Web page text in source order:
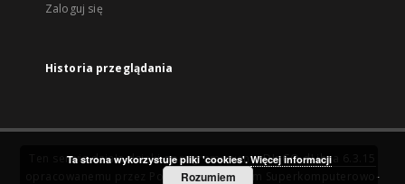
Zaloguj się
Historia przeglądania
Ten serwis działa dzięki oprogramowaniuDInGO dLibra 6.3.15
Poznańskie Centrum Superkomputerowo-
Ta strona wykorzystuje pliki 'cookies'. Więcej informacji
Rozumiem